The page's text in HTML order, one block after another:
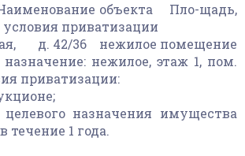
объекта Пло-щадь,
приватизации
д. 42/36 нежилое помещение
назначение: нежилое, этаж 1, пом.
приватизации:
назначения имущества
течение 1 года.